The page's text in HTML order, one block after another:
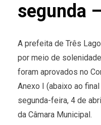
segunda
A prefeita de Três
por meio de
foram aprovados no
Anexo I (abaixo ao
segunda-feira, 4 de
da Câmara Municipal.